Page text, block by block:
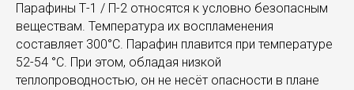
Парафины Т-1 / П-2 относятся к условно безопасным
веществам. Температура их воспламенения
составляет 300°С. Парафин плавится при температуре
52-54 °С. При этом, обладая низкой
теплопроводностью, он не несёт опасности в плане